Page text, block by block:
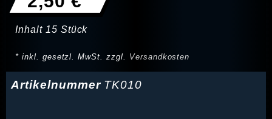
Inhalt 15 Stück
* inkl. gesetzl. MwSt. zzgl. Versandkosten
Artikelnummer TK010